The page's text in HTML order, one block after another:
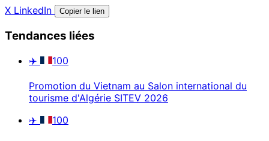
X LinkedIn Copier le lien
Tendances liées
✈️ 100
Promotion du Vietnam au Salon international du
tourisme d'Algérie SITEV 2026
✈️
100